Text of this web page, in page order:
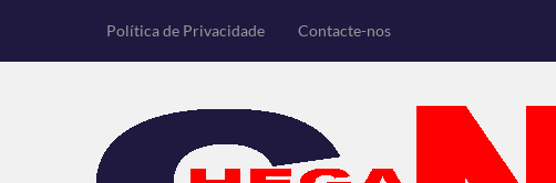
Política de Privacidade Contacte-nos